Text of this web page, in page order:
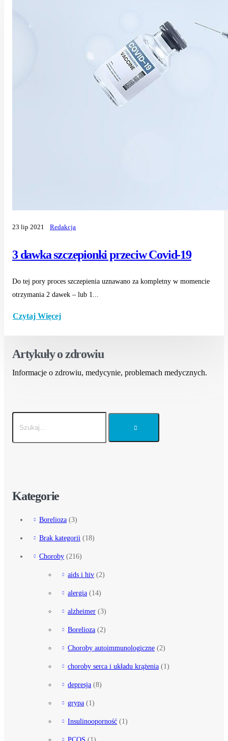
3 dawka szczepionki przeciw Covid-19
23 lip 2021 Redakcja
Do tej pory proces szczepienia uznawano za kompletny w momencie
otrzymania 2 dawek – lub 1...
Czytaj Więcej
Artykuły o zdrowiu
Informacje o zdrowiu, medycynie, problemach medycznych.
Kategorie
Borelioza (3)
Brak kategorii (18)
Choroby (216)
aids i hiv (2)
alergia (14)
alzheimer (3)
Borelioza (2)
Choroby autoimmunologiczne (2)
choroby serca i układu krążenia (1)
depresja (8)
grypa (1)
Insulinooporność (1)